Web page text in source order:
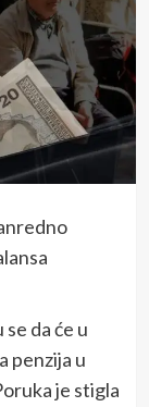
da će u
penzija u
je stigla